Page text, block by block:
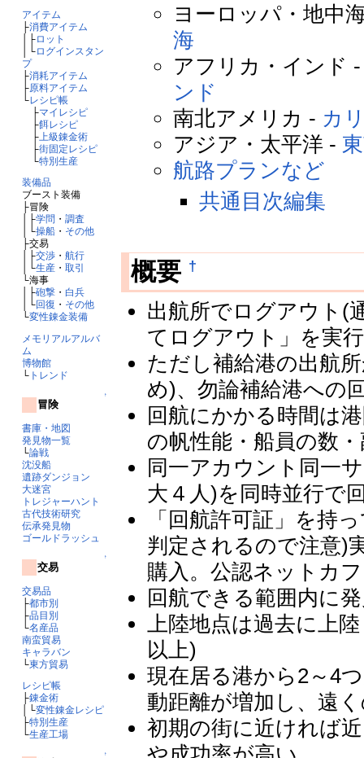
アイテム
├消費アイテム
│├ロット
│└ログインスタン
プ
├消耗アイテム
├原料アイテム
└レシピ帳
├マイレシピ
├餌レシピ
├上級錬金術
├街固定レシピ
└特別生産
装備品
ブースト装備
├冒険
│├学問 ・ 調査
│└操船・ その他
├交易
│├交渉・ 航行
│└生産・ 取引
└海事
│├砲撃・ 白兵
│└回復 ・ その他
└変性錬金装備
メモリアルアルバ
ム
博物館
└トレンド
↑
冒険
書庫・地図
発見物一覧
└論戦
沈没船
遺跡ダンジョン
大迷宮
トレジャーハント
古代技術研究
伝承発見物
ゴールドラッシュ
↑
交易
交易品
├都市別
├品目別
└名産品
南蛮貿易
キャラバン
└東方貿易
レシピ帳
├錬金術
│└変性錬金レシピ
├特別生産
└生産工場
↑
ヨーロッパ・地中
海
アフリカ・インド
ンド
南北アメリカ - カ
アジア・太平洋 -
航路プランなど
共通目次編集
概要 †
出航所でログアウト(
てログアウト」を実
ただし補給港の出航
め)、勿論補給港への
回航にかかる時間は
の帆性能・船員の数
同一アカウント同一
大４人)を同時並行で
「回航許可証」を持
判定されるので注意)
購入。公認ネットカ
回航できる範囲内に
上陸地点は過去に上
以上)
現在居る港から2～4
動距離が増加し、遠
初期の街に近ければ